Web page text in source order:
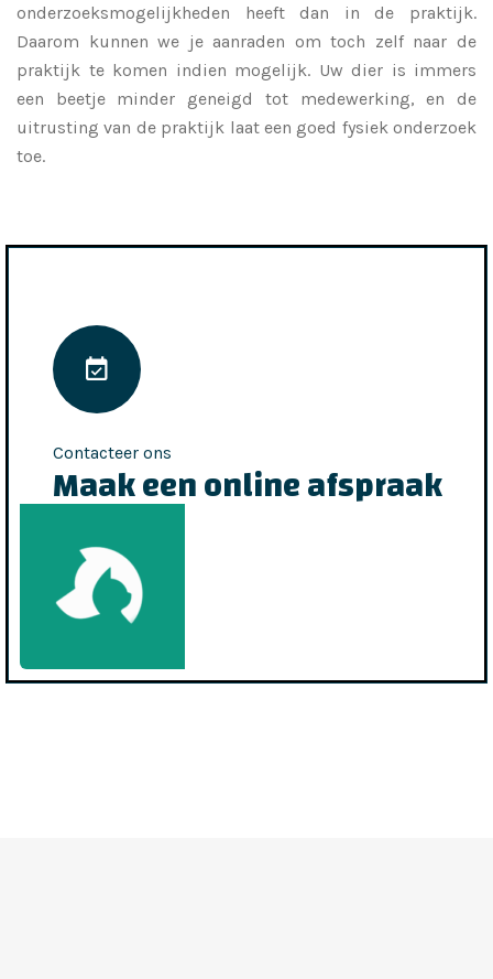
onderzoeksmogelijkheden heeft dan in de praktijk.
Daarom kunnen we je aanraden om toch zelf naar de
praktijk te komen indien mogelijk. Uw dier is immers
een beetje minder geneigd tot medewerking, en de
uitrusting van de praktijk laat een goed fysiek onderzoek
toe.
Contacteer ons
Maak een online afspraak